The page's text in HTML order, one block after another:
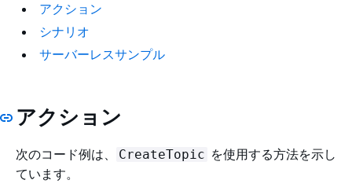
アクション
シナリオ
サーバーレスサンプル
アクション
次のコード例は、 CreateTopic を使用する方法を示し
ています。